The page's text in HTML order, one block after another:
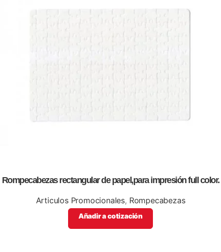
Rompecabezas rectangular de papel,para impresión full color.
Articulos Promocionales, Rompecabezas
Añadir a cotización